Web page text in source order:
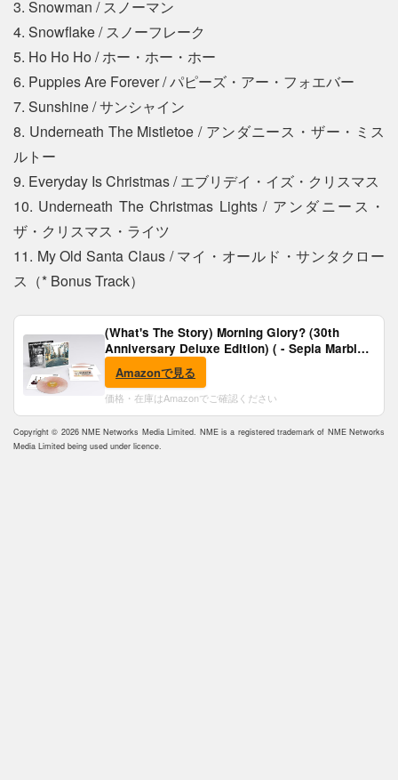
3. Snowman / スノーマン
4. Snowflake / スノーフレーク
5. Ho Ho Ho / ホー・ホー・ホー
6. Puppies Are Forever / パピーズ・アー・フォエバー
7. Sunshine / サンシャイン
8. Underneath The Mistletoe / アンダニース・ザー・ミス
ルトー
9. Everyday Is Christmas / エブリデイ・イズ・クリスマス
10. Underneath The Christmas Lights / アンダニース・
ザ・クリスマス・ライツ
11. My Old Santa Claus / マイ・オールド・サンタクロー
ス（* Bonus Track）
(What's The Story) Morning Glory? (30th
Anniversary Deluxe Edition) ( - Sepia Marble
Vinyl) [Analog]
Amazonで見る
価格・在庫はAmazonでご確認ください
Copyright © 2026 NME Networks Media Limited. NME is a registered trademark of NME Networks
Media Limited being used under licence.